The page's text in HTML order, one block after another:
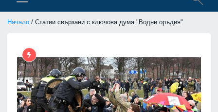
Начало / Статии свързани с ключова дума "Водни оръдия"